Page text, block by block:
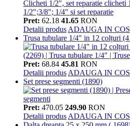
Pret: 62.18 41.65 RON
Detalii produs ADAUGA IN COS
Trusa tubulare 1/4" in 12 colțuri
Pret: 68.84 45.81 RON
Detalii produs ADAUGA IN COS
Set prese segmenti (1890)
Pret: 470.05 249.90 RON
Detalii produs ADAUGA IN COS